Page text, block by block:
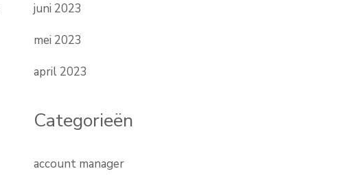
juni 2023
mei 2023
april 2023
Categorieën
account manager